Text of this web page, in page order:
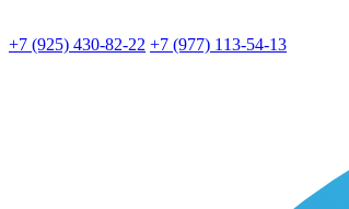
+7 (925) 430-82-22 +7 (977) 113-54-13